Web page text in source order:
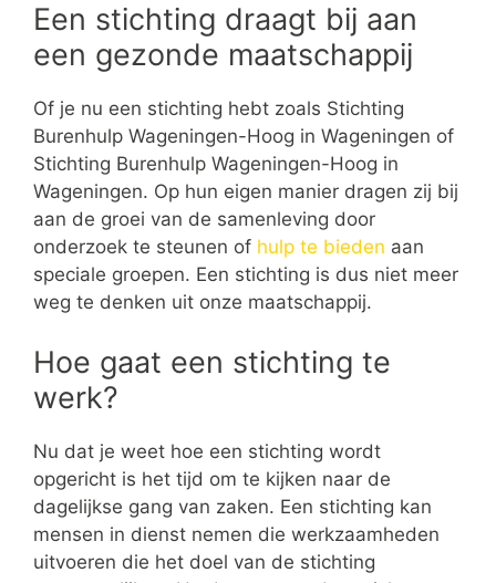
Een stichting draagt bij aan
een gezonde maatschappij
Of je nu een stichting hebt zoals Stichting
Burenhulp Wageningen-Hoog in Wageningen of
Stichting Burenhulp Wageningen-Hoog in
Wageningen. Op hun eigen manier dragen zij bij
aan de groei van de samenleving door
onderzoek te steunen of hulp te bieden aan
speciale groepen. Een stichting is dus niet meer
weg te denken uit onze maatschappij.
Hoe gaat een stichting te
werk?
Nu dat je weet hoe een stichting wordt
opgericht is het tijd om te kijken naar de
dagelijkse gang van zaken. Een stichting kan
mensen in dienst nemen die werkzaamheden
uitvoeren die het doel van de stichting